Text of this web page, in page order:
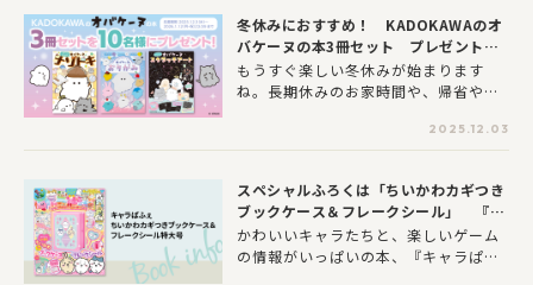
まれています。どの問題にもマイクラ
に登場するキャラクターたちやそのイ
ラストが出てくるので、お子さまはマ
イクラの世界を楽しみながら、飽きる
ます。この1冊で得意分野、苦手分野を
冬休みにおすすめ！ KADOKAWAのオ
バケーヌの本3冊セット プレゼントキ
ャンペーン
もうすぐ楽しい冬休みが始まります
ね。長期休みのお家時間や、帰省や旅
OKAWAのオバケーヌの本3冊セットが
10名様に当たるプレゼントキャンペー
くれた人の中から抽選で10名様に、
『どろ～んとちょうせん！ オバケー
ヌのナゾトキ』『どろどろ～ん オバ
ケーヌのおりがみ』『どろ～んとあら
2025.12.03
スペシャルふろくは「ちいかわカギつき
ブックケース＆フレークシール」 『キ
ャラぱふぇ ちいかわカギつきブックケー
ス＆フレークシール特大号』が新発売♪
かわいいキャラたちと、楽しいゲーム
の情報がいっぱいの本、『キャラぱふ